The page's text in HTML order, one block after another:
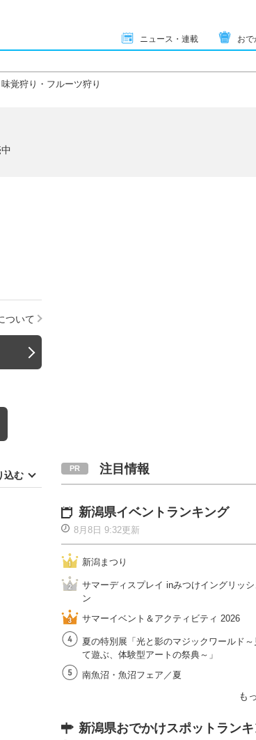
ニュース・連載 おで
味覚狩り・フルーツ狩り
ついて
込む 注目情報
新潟県イベントランキング
8月8日 9:32更新
新潟まつり
サマーディスプレイ inみつけイングリッ
ン
サマーイベント＆アクティビティ 2026
夏の特別展「光と影のマジックワールド
て遊ぶ、体験型アートの祭典～」
南魚沼・魚沼フェア／夏
も
新潟県おでかけスポットラン